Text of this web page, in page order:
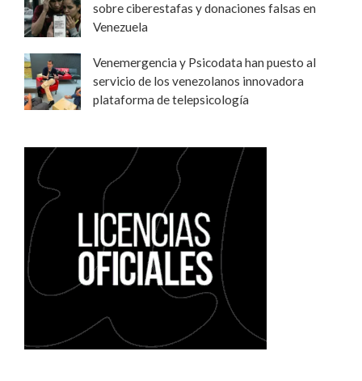
sobre ciberestafas y donaciones falsas en
Venezuela
Venemergencia y Psicodata han puesto al
servicio de los venezolanos innovadora
plataforma de telepsicología